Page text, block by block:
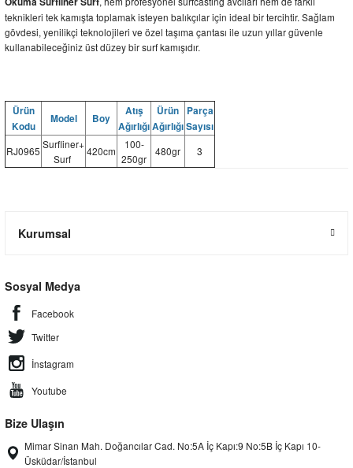
teknikleri tek kamışta toplamak isteyen balıkçılar için ideal bir tercihtir. Sağlam
gövdesi, yenilikçi teknolojileri ve özel taşıma çantası ile uzun yıllar güvenle
kullanabileceğiniz üst düzey bir surf kamışıdır.
Ürün
Kodu
Model Boy
Atış
Ağırlığı
Ürün
Ağırlığı
Parça
Sayısı
RJ0965
Surfliner+
Surf
420cm
100-
250gr
480gr 3
Kurumsal
Sosyal Medya
Facebook
Twitter
İnstagram
Youtube
Bize Ulaşın
Mimar Sinan Mah. Doğancılar Cad. No:5A İç Kapı:9 No:5B İç Kapı 10-
Üsküdar/İstanbul